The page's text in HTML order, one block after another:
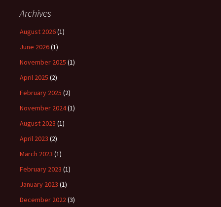
Archives
August 2026(1)
June 2026(1)
November 2025 (1)
April 2025 (2)
February 2025 (2)
November 2024(1)
August 2023 (1)
April 2023 (2)
March 2023 (1)
February 2023 (1)
January 2023 (1)
December 2022(3)